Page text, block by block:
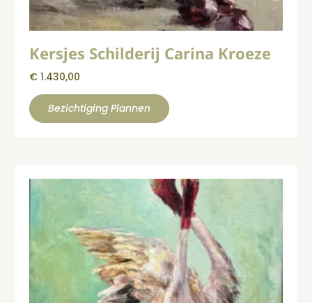
Kersjes Schilderij Carina Kroeze
€ 1.430,00
Bezichtiging Plannen